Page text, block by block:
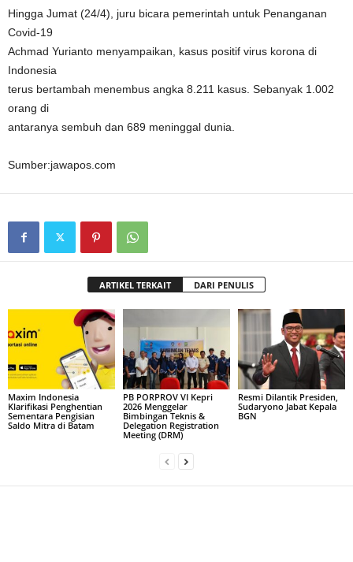
Hingga Jumat (24/4), juru bicara pemerintah untuk Penanganan
Covid-19
Achmad Yurianto menyampaikan, kasus positif virus korona di
Indonesia
terus bertambah menembus angka 8.211 kasus. Sebanyak 1.002
orang di
antaranya sembuh dan 689 meninggal dunia.
Sumber:jawapos.com
ARTIKEL TERKAIT DARI PENULIS
Maxim Indonesia
Klarifikasi Penghentian
Sementara Pengisian
Saldo Mitra di Batam
PB PORPROV VI Kepri
2026 Menggelar
Bimbingan Teknis &
Delegation Registration
Meeting (DRM)
Resmi Dilantik Presiden,
Sudaryono Jabat Kepala
BGN